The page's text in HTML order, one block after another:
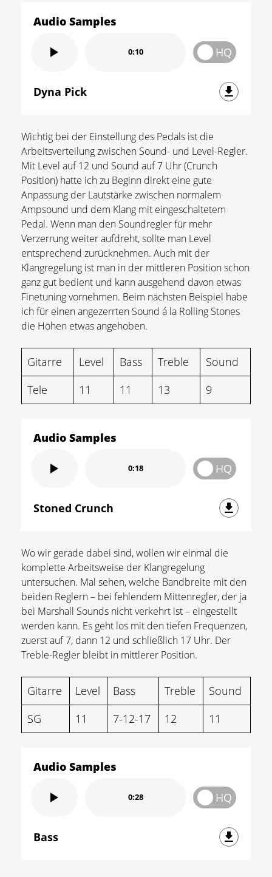
Audio Samples
0:10 HQ
Dyna Pick
Wichtig bei der Einstellung des Pedals ist die
Arbeitsverteilung zwischen Sound- und Level-Regler.
Mit Level auf 12 und Sound auf 7 Uhr (Crunch
Position) hatte ich zu Beginn direkt eine gute
Anpassung der Lautstärke zwischen normalem
Ampsound und dem Klang mit eingeschaltetem
Pedal. Wenn man den Soundregler für mehr
Verzerrung weiter aufdreht, sollte man Level
entsprechend zurücknehmen. Auch mit der
Klangregelung ist man in der mittleren Position schon
ganz gut bedient und kann ausgehend davon etwas
Finetuning vornehmen. Beim nächsten Beispiel habe
ich für einen angezerrten Sound á la Rolling Stones
die Höhen etwas angehoben.
Gitarre Level Bass Treble
Sound
Tele
11 11 13 9
Audio Samples
0:18 HQ
Stoned Crunch
Wo wir gerade dabei sind, wollen wir einmal die
komplette Arbeitsweise der Klangregelung
untersuchen. Mal sehen, welche Bandbreite mit den
beiden Reglern – bei fehlendem Mittenregler, der ja
bei Marshall Sounds nicht verkehrt ist – eingestellt
werden kann. Es geht los mit den tiefen Frequenzen,
zuerst auf 7, dann 12 und schließlich 17 Uhr. Der
Treble-Regler bleibt in mittlerer Position.
Gitarre Level Bass Treble
Sound
SG
11 7-12-17 12 11
Audio Samples
0:28 HQ
Bass